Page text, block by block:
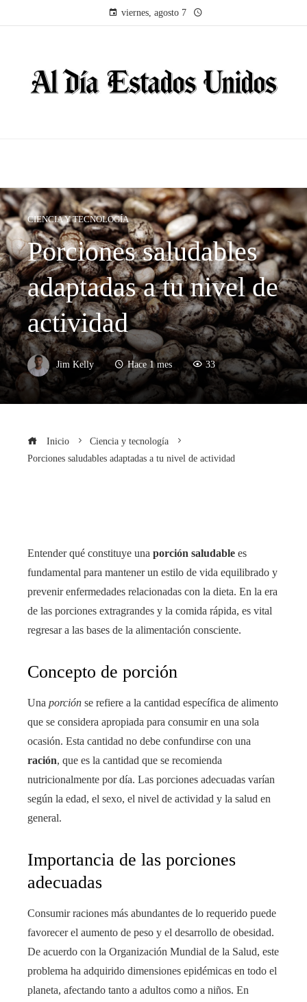
viernes, agosto 7
CIENCIA Y TECNOLOGÍA
Porciones saludables
adaptadas a tu nivel de
actividad
Jim Kelly Hace 1 mes 33
Inicio
Ciencia y tecnología
Porciones saludables adaptadas a tu nivel de actividad
Entender qué constituye una porción saludable es
fundamental para mantener un estilo de vida equilibrado y
prevenir enfermedades relacionadas con la dieta. En la era
de las porciones extragrandes y la comida rápida, es vital
regresar a las bases de la alimentación consciente.
Concepto de porción
Una porción se refiere a la cantidad específica de alimento
que se considera apropiada para consumir en una sola
ocasión. Esta cantidad no debe confundirse con una
ración, que es la cantidad que se recomienda
nutricionalmente por día. Las porciones adecuadas varían
según la edad, el sexo, el nivel de actividad y la salud en
general.
Importancia de las porciones
adecuadas
Consumir raciones más abundantes de lo requerido puede
favorecer el aumento de peso y el desarrollo de obesidad.
De acuerdo con la Organización Mundial de la Salud, este
problema ha adquirido dimensiones epidémicas en todo el
planeta, afectando tanto a adultos como a niños. En